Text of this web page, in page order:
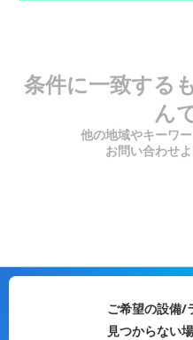
条件に一致する
ん
他の地域やキーワ
お問い合わせ
ご希望の設備/
見つからない場